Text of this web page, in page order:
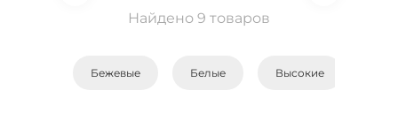
Найдено 9 товаров
Бежевые Белые Высокие